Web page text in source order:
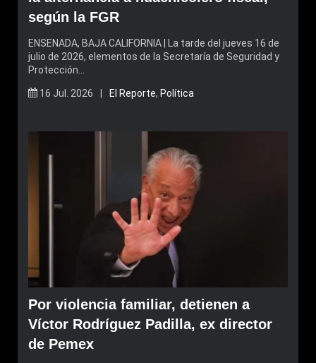
según la FGR
ENSENADA, BAJA CALIFORNIA | La tarde del jueves 16 de
julio de 2026, elementos de la Secretaría de Seguridad y
Protección…
16 Jul. 2026 | El Reporte, Política
Por violencia familiar, detienen a
Víctor Rodríguez Padilla, ex director
de Pemex